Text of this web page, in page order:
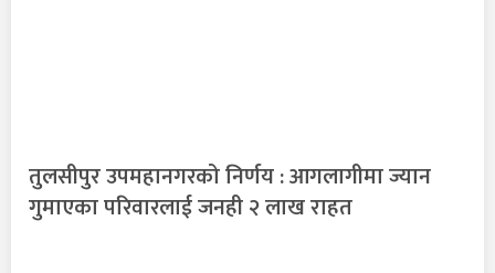
तुलसीपुर उपमहानगरको निर्णय : आगलागीमा ज्यान
गुमाएका परिवारलाई जनही २ लाख राहत